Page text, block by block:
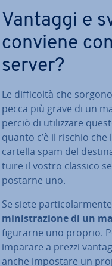
Vantaggi e
conviene
server?
Le dif­fi­col­tà che
pecca più grave di un
perciò di uti­liz­za­re
quanto c’è il rischio
cartella spam del
tui­re il vostro classico
po­star­ne uno.
Se siete
mi­ni­stra­zio­ne di un
fi­gu­rar­ne uno proprio.
imparare a prezzi
anche impostare un